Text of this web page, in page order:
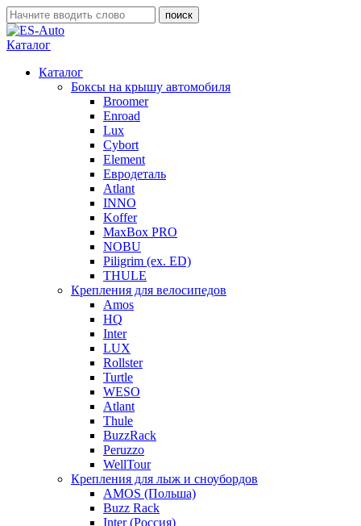
Каталог
Каталог
Боксы на крышу автомобиля
Broomer
Enroad
Lux
Cybort
Element
Евродеталь
Atlant
INNO
Koffer
MaxBox PRO
NOBU
Piligrim (ex. ED)
THULE
Крепления для велосипедов
Amos
HQ
Inter
LUX
Rollster
Turtle
WESO
Atlant
Thule
BuzzRack
Peruzzo
WellTour
Крепления для лыж и сноубордов
AMOS (Польша)
Buzz Rack
Inter (Россия)